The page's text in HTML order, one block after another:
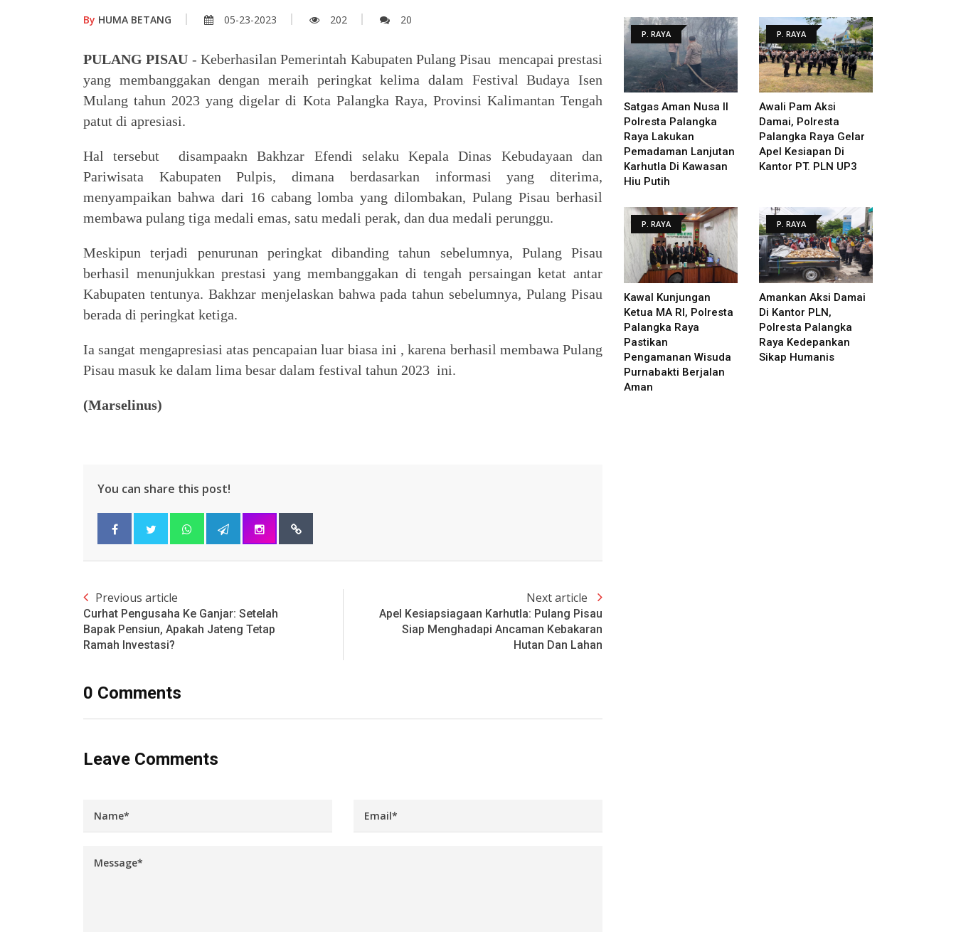
By HUMA BETANG 05-23-2023 202 20
PULANG PISAU - Keberhasilan Pemerintah Kabupaten Pulang Pisau mencapai prestasi
yang membanggakan dengan meraih peringkat kelima dalam Festival Budaya Isen
Mulang tahun 2023 yang digelar di Kota Palangka Raya, Provinsi Kalimantan Tengah
patut di apresiasi.
Hal tersebut disampaakn Bakhzar Efendi selaku Kepala Dinas Kebudayaan dan
Pariwisata Kabupaten Pulpis, dimana berdasarkan informasi yang diterima,
menyampaikan bahwa dari 16 cabang lomba yang dilombakan, Pulang Pisau berhasil
membawa pulang tiga medali emas, satu medali perak, dan dua medali perunggu.
Meskipun terjadi penurunan peringkat dibanding tahun sebelumnya, Pulang Pisau
berhasil menunjukkan prestasi yang membanggakan di tengah persaingan ketat antar
Kabupaten tentunya. Bakhzar menjelaskan bahwa pada tahun sebelumnya, Pulang Pisau
berada di peringkat ketiga.
Ia sangat mengapresiasi atas pencapaian luar biasa ini , karena berhasil membawa Pulang
Pisau masuk ke dalam lima besar dalam festival tahun 2023 ini.
(Marselinus)
You can share this post!
Previous article
Curhat Pengusaha Ke Ganjar: Setelah
Bapak Pensiun, Apakah Jateng Tetap
Ramah Investasi?
Next article
Apel Kesiapsiagaan Karhutla: Pulang Pisau
Siap Menghadapi Ancaman Kebakaran
Hutan Dan Lahan
0 Comments
Leave Comments
P. RAYA
Satgas Aman Nusa II
Polresta Palangka
Raya Lakukan
Pemadaman Lanjutan
Karhutla Di Kawasan
Hiu Putih
P. RAYA
Awali Pam Aksi
Damai, Polresta
Palangka Raya Gelar
Apel Kesiapan Di
Kantor PT. PLN UP3
P. RAYA
Kawal Kunjungan
Ketua MA RI, Polresta
Palangka Raya
Pastikan
Pengamanan Wisuda
Purnabakti Berjalan
Aman
P. RAYA
Amankan Aksi Damai
Di Kantor PLN,
Polresta Palangka
Raya Kedepankan
Sikap Humanis